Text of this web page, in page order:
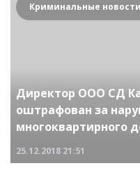
Директор ООО СД
оштрафован за
многоквартирного
25.12.2018 21:51